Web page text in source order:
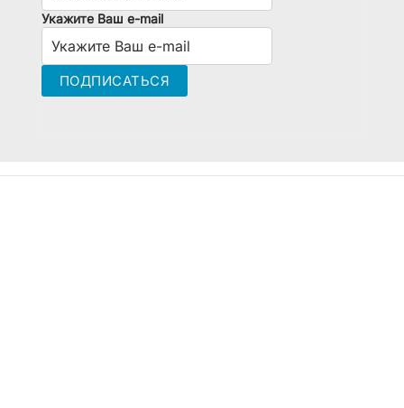
Укажите Ваш e-mail